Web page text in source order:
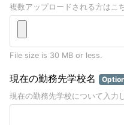
複数アップロードされる方はこ
File size is 30 MB or less.
現在の勤務先学校名
現在の勤務先学校について入力